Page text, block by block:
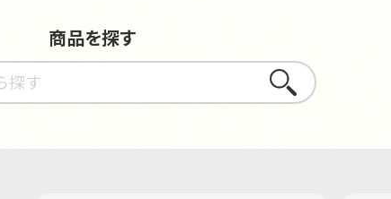
商品を探す
さがす